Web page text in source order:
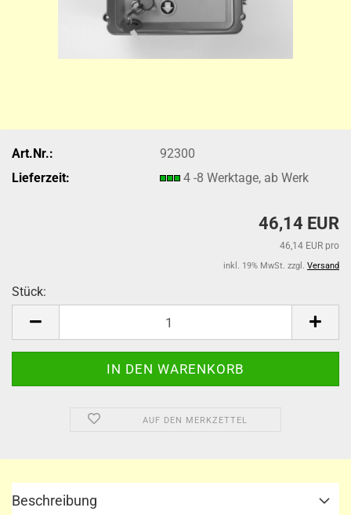
Art.Nr.:
92300
Lieferzeit:
4 -8 Werktage, ab Werk
46,14 EUR
46,14 EUR pro
inkl. 19% MwSt. zzgl. Versand
Stück:
AUF DEN MERKZETTEL
Beschreibung